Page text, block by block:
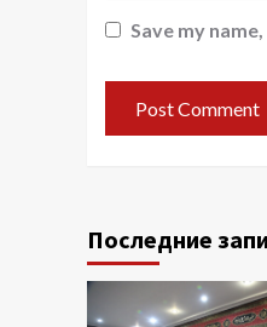
Save my
Последние